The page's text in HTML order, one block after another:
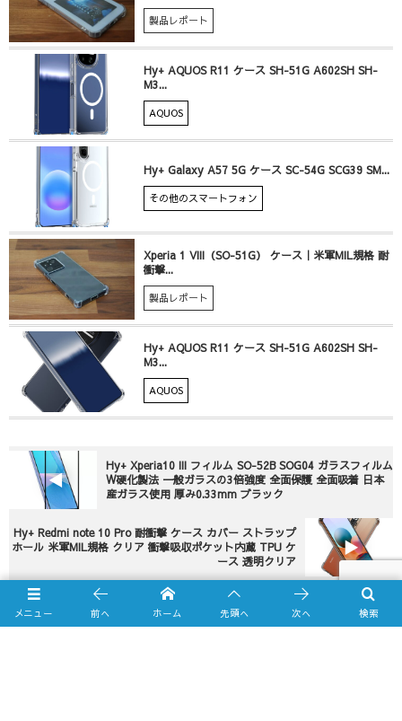
製品レポート
Hy+ AQUOS R11 ケース SH-51G A602SH SH-
M3...
AQUOS
Hy+ Galaxy A57 5G ケース SC-54G SCG39 SM...
その他のスマートフォン
Xperia 1 VIII（SO-51G） ケース｜米軍MIL規格 耐
衝撃...
製品レポート
Hy+ AQUOS R11 ケース SH-51G A602SH SH-
M3...
AQUOS
Hy+ Xperia10 III フィルム SO-52B SOG04 ガラスフィルム
W硬化製法 一般ガラスの3倍強度 全面保護 全面吸着 日本
産ガラス使用 厚み0.33mm ブラック
Hy+ Redmi note 10 Pro 耐衝撃 ケース カバー ストラップ
ホール 米軍MIL規格 クリア 衝撃吸収ポケット内蔵 TPU ケ
ース 透明クリア
メニュー 検索
前へ ホーム 先頭へ 次へ